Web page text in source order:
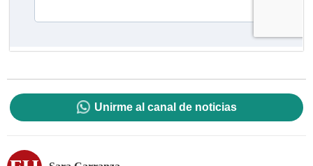
Unirme al canal de noticias